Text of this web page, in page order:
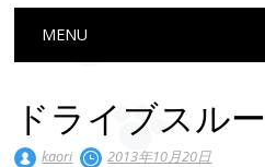
Main menu
MENU
ドライブスルー
kaori 2013年10月20日